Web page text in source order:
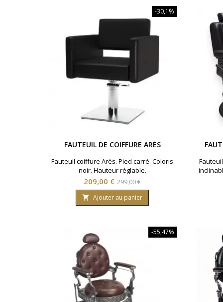
-30,1%
FAUTEUIL DE COIFFURE ARÈS
Fauteuil coiffure Arès. Pied carré. Coloris
noir. Hauteur réglable.
Prix
209,00 € Prix
de
base
299,00 €
 Ajouter au panier
-55,47%